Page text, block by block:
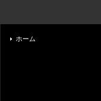
ホーム